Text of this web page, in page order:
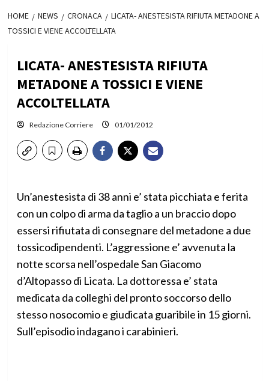
HOME NEWS CRONACA
LICATA- ANESTESISTA RIFIUTA METADONE A
TOSSICI E VIENE ACCOLTELLATA
LICATA- ANESTESISTA RIFIUTA
METADONE A TOSSICI E VIENE
ACCOLTELLATA
Redazione Corriere 01/01/2012
Un’anestesista di 38 anni e’ stata picchiata e ferita
con un colpo di arma da taglio a un braccio dopo
essersi rifiutata di consegnare del metadone a due
tossicodipendenti. L’aggressione e’ avvenuta la
notte scorsa nell’ospedale San Giacomo
d’Altopasso di Licata. La dottoressa e’ stata
medicata da colleghi del pronto soccorso dello
stesso nosocomio e giudicata guaribile in 15 giorni.
Sull’episodio indagano i carabinieri.